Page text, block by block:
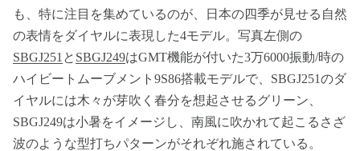
も、特に注目を集めているのが、日本の四季が見せる自然
の表情をダイヤルに表現した4モデル。写真左側の
SBGJ251 と SBGJ249はGMT機能が付いた3万6000振動/時の
ハイビートムーブメント9S86搭載モデルで、SBGJ251のダ
イヤルには木々が芽吹く春分を想起させるグリーン、
SBGJ249は小暑をイメージし、南風に吹かれて起こるさざ
波のような型打ちパターンがそれぞれ施されている。